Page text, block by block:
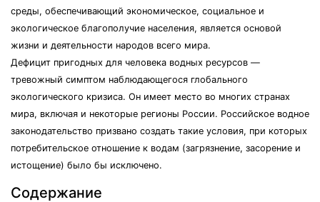
среды, обеспечивающий экономическое, социальное и
экологическое благополучие населения, является основой
жизни и деятельности народов всего мира.
Дефицит пригодных для человека водных ресурсов —
тревожный симптом наблюдающегося глобального
экологического кризиса. Он имеет место во многих странах
мира, включая и некоторые регионы России. Российское водное
законодательство призвано создать такие условия, при которых
потребительское отношение к водам (загрязнение, засорение и
истощение) было бы исключено.
Содержание